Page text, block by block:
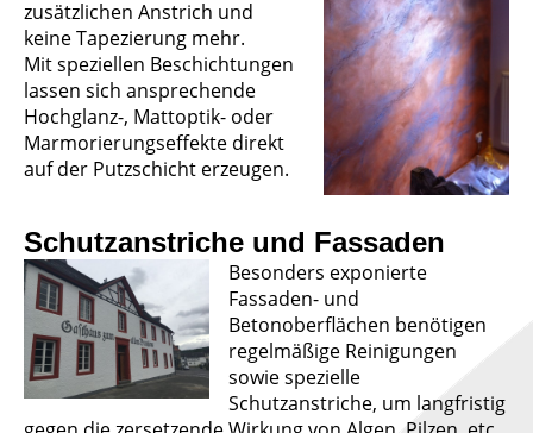
zusätzlichen Anstrich und
keine Tapezierung mehr.
Mit speziellen Beschichtungen
lassen sich ansprechende
Hochglanz-, Mattoptik- oder
Marmorierungseffekte direkt
auf der Putzschicht erzeugen.
Schutzanstriche und Fassaden
Besonders exponierte
Fassaden- und
Betonoberflächen benötigen
regelmäßige Reinigungen
sowie spezielle
Schutzanstriche, um langfristig